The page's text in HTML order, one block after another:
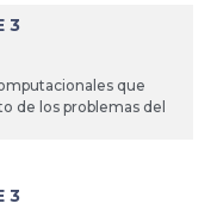
3
que
de los problemas del
3